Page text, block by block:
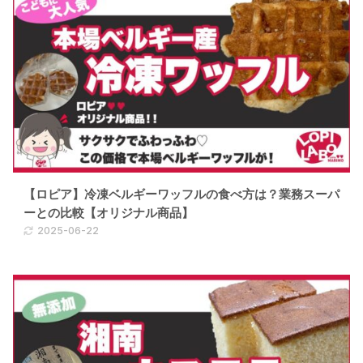
【ロピア】冷凍ベルギーワッフルの食べ方は？業務スーパ
ーとの比較【オリジナル商品】
2025-06-22